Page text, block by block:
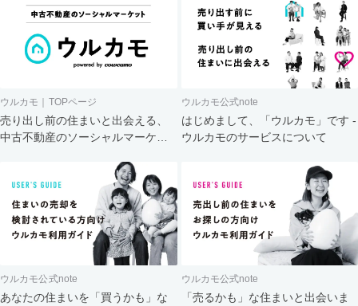
ウルカモ｜TOPページ
売り出し前の住まいと出会える、
中古不動産のソーシャルマーケッ
ウルカモ公式note
はじめまして、「ウルカモ」です -
ウルカモのサービスについて
ウルカモ公式note
あなたの住まいを「買うかも」な
ウルカモ公式note
「売るかも」な住まいと出会いま